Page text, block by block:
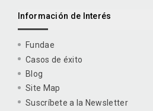
Información de Interés
Fundae
Casos de éxito
Blog
Site Map
Suscríbete a la Newsletter